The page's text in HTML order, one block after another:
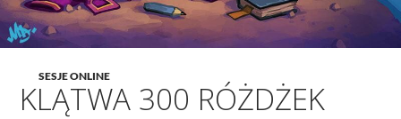
SESJE ONLINE
KLĄTWA 300 RÓŻDŻEK